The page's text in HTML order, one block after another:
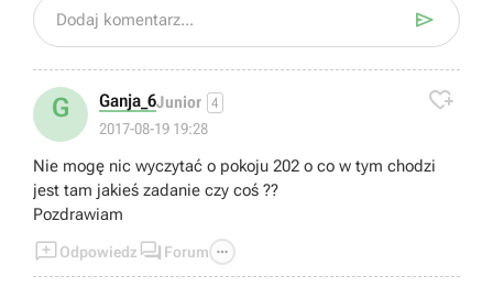
Dodaj komentarz... 
G Ganja_6Junior 4
2017-08-19 19:28

Nie mogę nic wyczytać o pokoju 202 o co w tym chodzi
jest tam jakieś zadanie czy coś ??
Pozdrawiam
Odpowiedz  Forum 